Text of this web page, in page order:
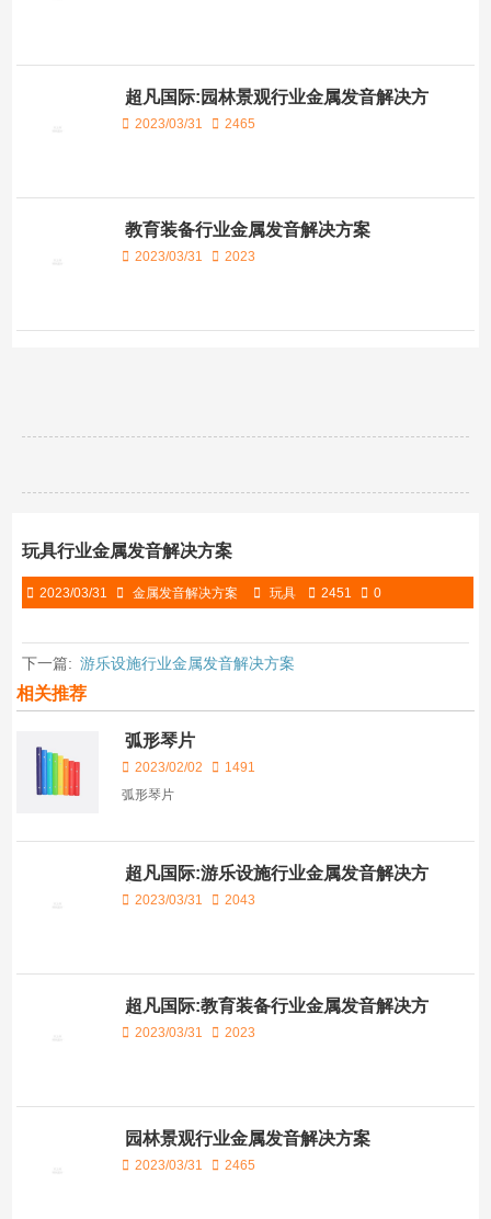
超凡国际:园林景观行业金属发音解决方
案2023/03/31 2465
教育装备行业金属发音解决方案
2023/03/31 2023
玩具行业金属发音解决方案
2023/03/31 金属发音解决方案 玩具 2451 0
下一篇: 游乐设施行业金属发音解决方案
相关推荐
弧形琴片
2023/02/02
1491
弧形琴片
超凡国际:游乐设施行业金属发音解决方
案2023/03/31 2043
超凡国际:教育装备行业金属发音解决方
案2023/03/31 2023
园林景观行业金属发音解决方案
2023/03/31 2465